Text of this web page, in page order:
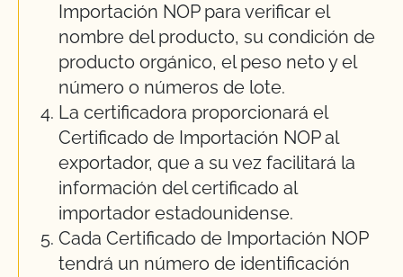
Importación NOP para verificar el
nombre del producto, su condición de
producto orgánico, el peso neto y el
número o números de lote.
La certificadora proporcionará el
Certificado de Importación NOP al
exportador, que a su vez facilitará la
información del certificado al
importador estadounidense.
Cada Certificado de Importación NOP
tendrá un número de identificación